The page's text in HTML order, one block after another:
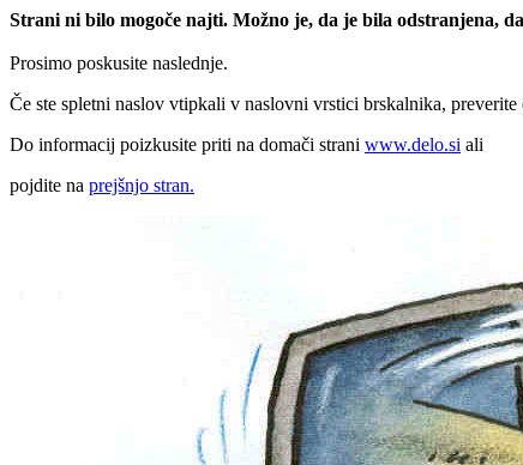
Strani ni bilo mogoče najti. Možno je, da je bila odstranjena,
Prosimo poskusite naslednje.
Če ste spletni naslov vtipkali v naslovni vrstici brskalnika, preverite
Do informacij poizkusite priti na domači strani www.delo.si ali
pojdite na prejšnjo stran.